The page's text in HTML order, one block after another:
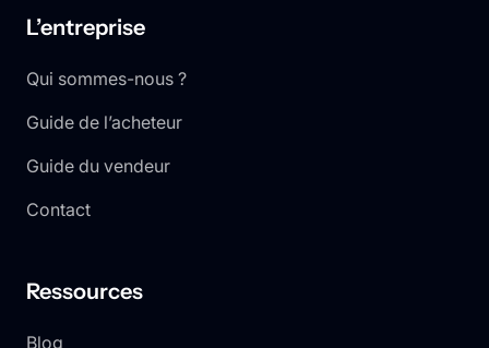
L’entreprise
Qui sommes-nous ?
Guide de l’acheteur
Guide du vendeur
Contact
Ressources
Blog